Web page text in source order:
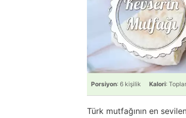
Porsiyon: 6 kişilik Kalori:
Türk mutfağının en